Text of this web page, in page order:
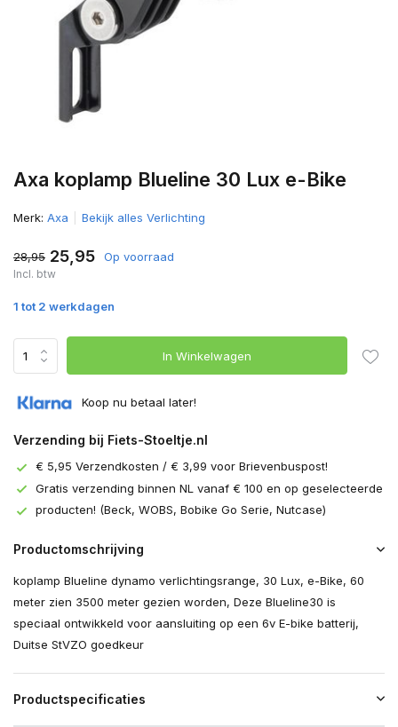
Axa koplamp Blueline 30 Lux e-Bike
Merk: Axa Bekijk alles Verlichting
28,95 25,95 Op voorraad
Incl. btw
1 tot 2 werkdagen
In Winkelwagen
Koop nu betaal later!
Verzending bij Fiets-Stoeltje.nl
€ 5,95 Verzendkosten / € 3,99 voor Brievenbuspost!
Gratis verzending binnen NL vanaf € 100 en op geselecteerde
producten! (Beck, WOBS, Bobike Go Serie, Nutcase)
Productomschrijving
koplamp Blueline dynamo verlichtingsrange, 30 Lux, e-Bike, 60
meter zien 3500 meter gezien worden, Deze Blueline30 is
speciaal ontwikkeld voor aansluiting op een 6v E-bike batterij,
Duitse StVZO goedkeur
Productspecificaties